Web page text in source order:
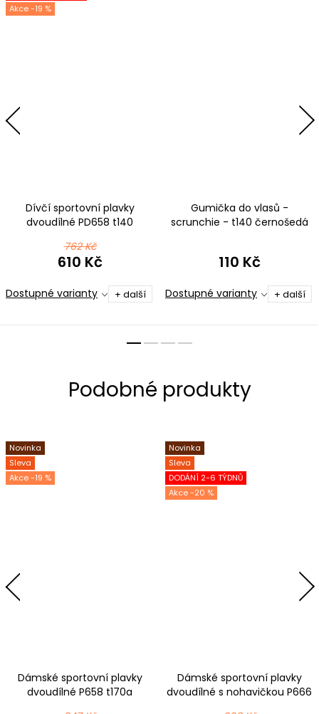
-19 %
Dívčí sportovní plavky
dvoudílné PD658 t140
762 Kč
610 Kč
Dostupné varianty + další
Gumička do vlasů -
scrunchie - t140 černošedá
110 Kč
Dostupné varianty + další
Novinka
Sleva
-19 %
Dámské sportovní plavky
dvoudílné P658 t170a
Novinka
Sleva
DODÁNÍ 2-6 TÝDNŮ
-20 %
Dámské sportovní plavky
dvoudílné s nohavičkou P666